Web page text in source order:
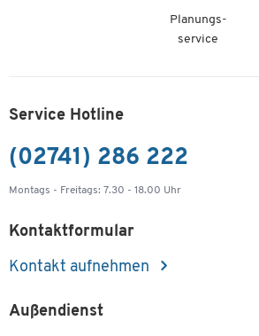
Planungs-
service
Service Hotline
(02741) 286 222
Montags - Freitags: 7.30 - 18.00 Uhr
Kontaktformular
Kontakt aufnehmen
Außendienst